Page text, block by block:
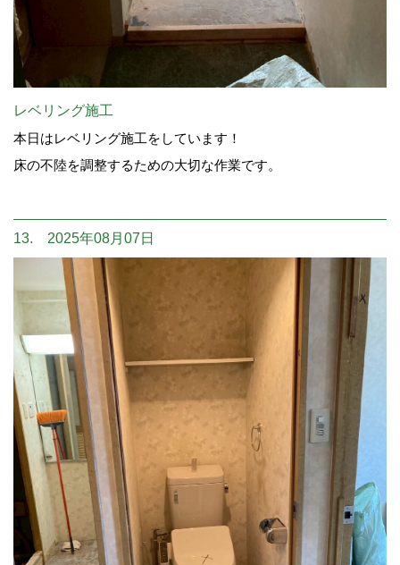
レベリング施工
本日はレベリング施工をしています！
床の不陸を調整するための大切な作業です。
13. 2025年08月07日